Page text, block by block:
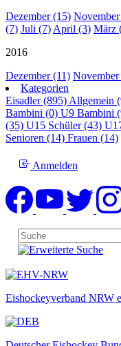
Dezember (15)
(7) Juli (7)April (3) März
2016
Dezember (11) November
Kategorien
Eisadler (895)Allgemein
Bambini (0) U9 Bambini
(35) U15 Schüler (43)
Senioren (14) Frauen (14)
Anmelden
Eishockeyverband NRW